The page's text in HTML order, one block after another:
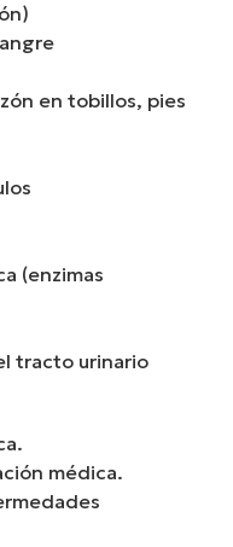
en tobillos, pies
(enzimas
tracto urinario
médica.